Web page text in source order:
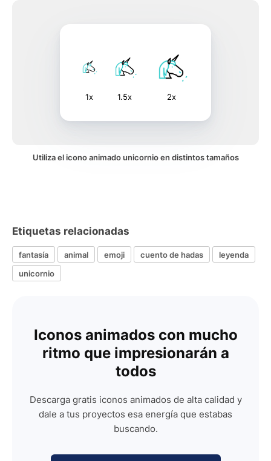
1x 1.5x 2x
Utiliza el icono animado unicornio en distintos tamaños
Etiquetas relacionadas
fantasía animal emoji cuento de hadas
leyenda
unicornio
Iconos animados con mucho
ritmo que impresionarán a
todos
Descarga gratis iconos animados de alta calidad y
dale a tus proyectos esa energía que estabas
buscando.